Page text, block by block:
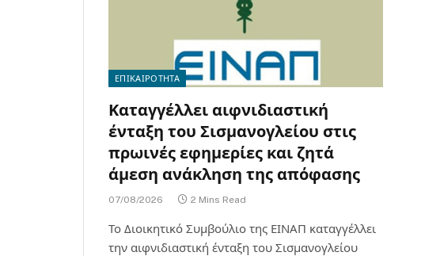
ΕΠΙΚΑΙΡΟΤΗΤΑ
Καταγγέλλει αιφνιδιαστική
ένταξη του Σισμανογλείου στις
πρωινές εφημερίες και ζητά
άμεση ανάκληση της απόφασης
07/08/2026 2 Mins Read
Το Διοικητικό Συμβούλιο της ΕΙΝΑΠ καταγγέλλει
την αιφνιδιαστική ένταξη του Σισμανογλείου